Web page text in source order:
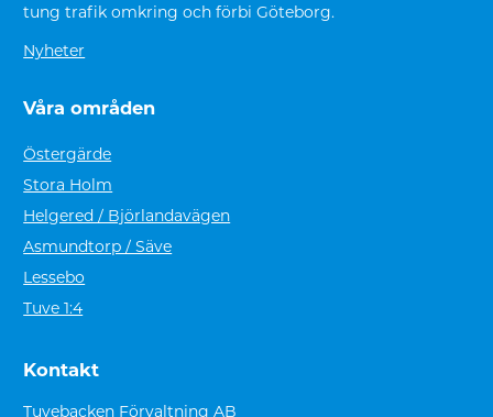
tung trafik omkring och förbi Göteborg.
Nyheter
Våra områden
Östergärde
Stora Holm
Helgered / Björlandavägen
Asmundtorp / Säve
Lessebo
Tuve 1:4
Kontakt
Tuvebacken Förvaltning AB